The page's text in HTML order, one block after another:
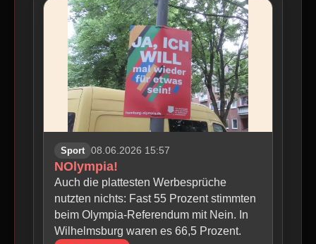
Sport 08.06.2026 15:57
NOlympia!
Auch die plattesten Werbesprüche
nutzten nichts: Fast 55 Prozent stimmten
beim Olympia-Referendum mit Nein. In
Wilhelmsburg waren es 66,5 Prozent.